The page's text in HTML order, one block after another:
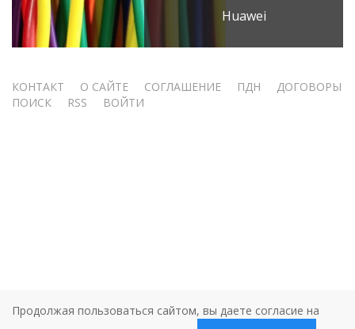
Huawei
Меню
КОНТАКТ О САЙТЕ СОГЛАШЕНИЕ ПДН
ДОГОВОРЫ
ПОИСК
RSS ВОЙТИ
Продолжая пользоваться сайтом, вы даете согласие на